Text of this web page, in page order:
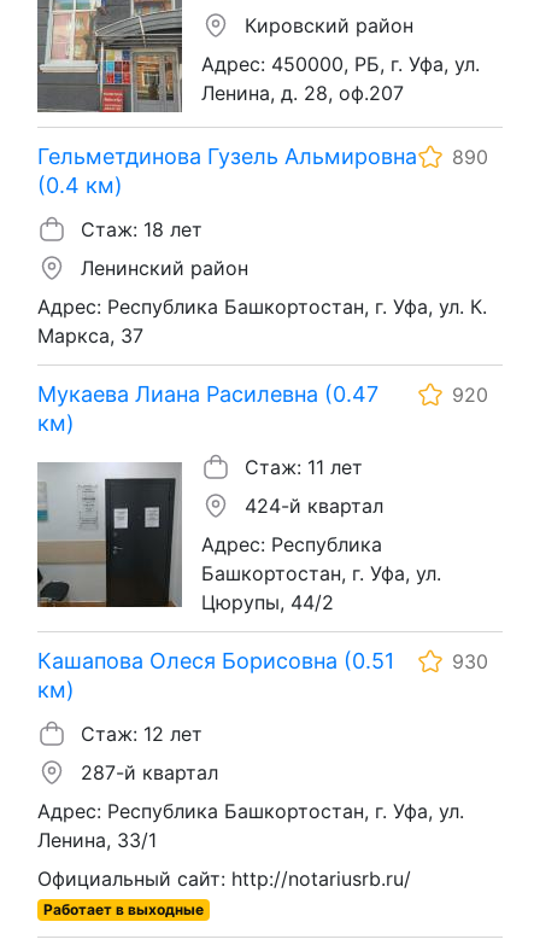
Кировский район
Адрес: 450000, РБ, г. Уфа, ул.
Ленина, д. 28, оф.207
Гельметдинова Гузель Альмировна
(0.4 км)
890
Стаж: 18 лет
Ленинский район
Адрес: Республика Башкортостан, г. Уфа, ул. К.
Маркса, 37
Мукаева Лиана Расилевна (0.47
км)
920
Стаж: 11 лет
424-й квартал
Адрес: Республика
Башкортостан, г. Уфа, ул.
Цюрупы, 44/2
Кашапова Олеся Борисовна (0.51
км)
930
Стаж: 12 лет
287-й квартал
Адрес: Республика Башкортостан, г. Уфа, ул.
Ленина, 33/1
Официальный сайт: http://notariusrb.ru/
Работает в выходные